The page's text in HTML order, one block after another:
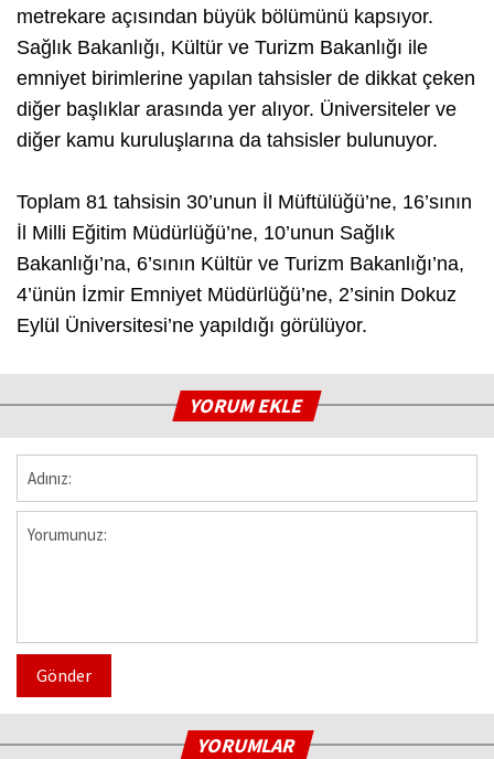
metrekare açısından büyük bölümünü kapsıyor.
Sağlık Bakanlığı, Kültür ve Turizm Bakanlığı ile
emniyet birimlerine yapılan tahsisler de dikkat çeken
diğer başlıklar arasında yer alıyor. Üniversiteler ve
diğer kamu kuruluşlarına da tahsisler bulunuyor.
Toplam 81 tahsisin 30’unun İl Müftülüğü’ne, 16’sının
İl Milli Eğitim Müdürlüğü’ne, 10’unun Sağlık
Bakanlığı’na, 6’sının Kültür ve Turizm Bakanlığı’na,
4’ünün İzmir Emniyet Müdürlüğü’ne, 2’sinin Dokuz
Eylül Üniversitesi’ne yapıldığı görülüyor.
YORUM EKLE
Gönder
YORUMLAR